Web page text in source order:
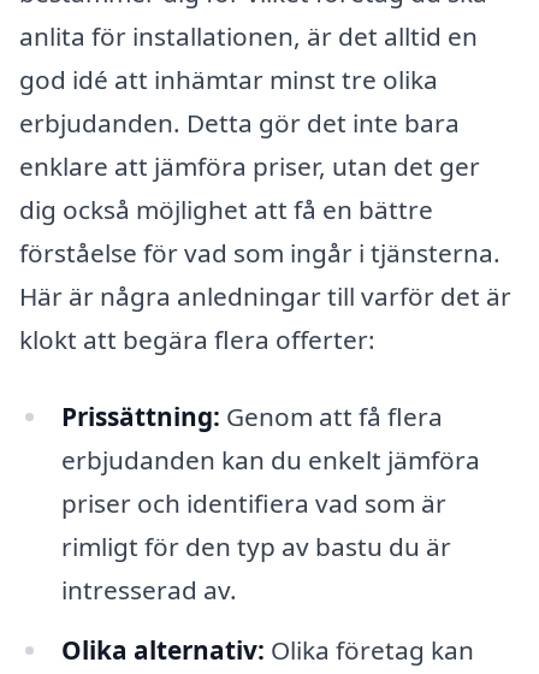
anlita för installationen, är det alltid en
god idé att inhämtar minst tre olika
erbjudanden. Detta gör det inte bara
enklare att jämföra priser, utan det ger
dig också möjlighet att få en bättre
förståelse för vad som ingår i tjänsterna.
Här är några anledningar till varför det är
klokt att begära flera offerter:
Prissättning: Genom att få flera
erbjudanden kan du enkelt jämföra
priser och identifiera vad som är
rimligt för den typ av bastu du är
intresserad av.
Olika alternativ: Olika företag kan